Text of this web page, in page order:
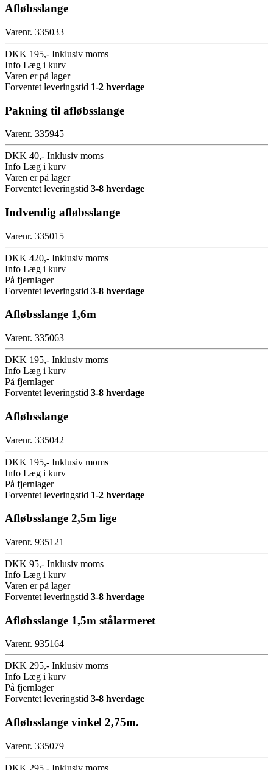
Afløbsslange
Varenr. 335033
DKK 195,- Inklusiv moms
Info Læg i kurv
Varen er på lager
Forventet leveringstid 1-2 hverdage
Pakning til afløbsslange
Varenr. 335945
DKK 40,- Inklusiv moms
Info Læg i kurv
Varen er på lager
Forventet leveringstid 3-8 hverdage
Indvendig afløbsslange
Varenr. 335015
DKK 420,- Inklusiv moms
Info Læg i kurv
På fjernlager
Forventet leveringstid 3-8 hverdage
Afløbsslange 1,6m
Varenr. 335063
DKK 195,- Inklusiv moms
Info Læg i kurv
På fjernlager
Forventet leveringstid 3-8 hverdage
Afløbsslange
Varenr. 335042
DKK 195,- Inklusiv moms
Info Læg i kurv
På fjernlager
Forventet leveringstid 1-2 hverdage
Afløbsslange 2,5m lige
Varenr. 935121
DKK 95,- Inklusiv moms
Info Læg i kurv
Varen er på lager
Forventet leveringstid 3-8 hverdage
Afløbsslange 1,5m stålarmeret
Varenr. 935164
DKK 295,- Inklusiv moms
Info Læg i kurv
På fjernlager
Forventet leveringstid 3-8 hverdage
Afløbsslange vinkel 2,75m.
Varenr. 335079
DKK 295,- Inklusiv moms